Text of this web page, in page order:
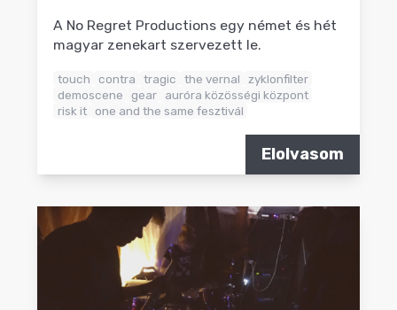
A No Regret Productions egy német és hét
magyar zenekart szervezett le.
touch contra tragic the vernal
zyklonfilter
demoscene
gear
auróra közösségi központ
risk it one and the same fesztivál
Elolvasom